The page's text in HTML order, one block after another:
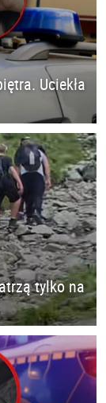
Uciekła
tylko na